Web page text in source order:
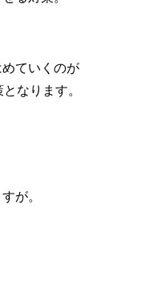
ていくのが
なります。
が。